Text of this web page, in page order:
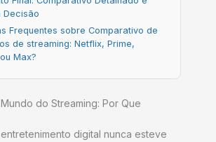
Decisão
Frequentes sobre Comparativo de
de streaming: Netflix, Prime,
Max?
do Streaming: Por Que
digital nunca esteve